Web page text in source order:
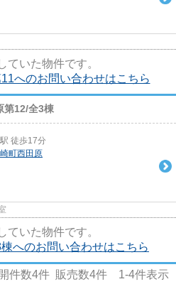
ていた物件です。
へのお問い合わせはこちら
第12/全3棟
駅 徒歩17分
町西田原
ていた物件です。
へのお問い合わせはこちら
件数4件 販売数4件 1-4件表示